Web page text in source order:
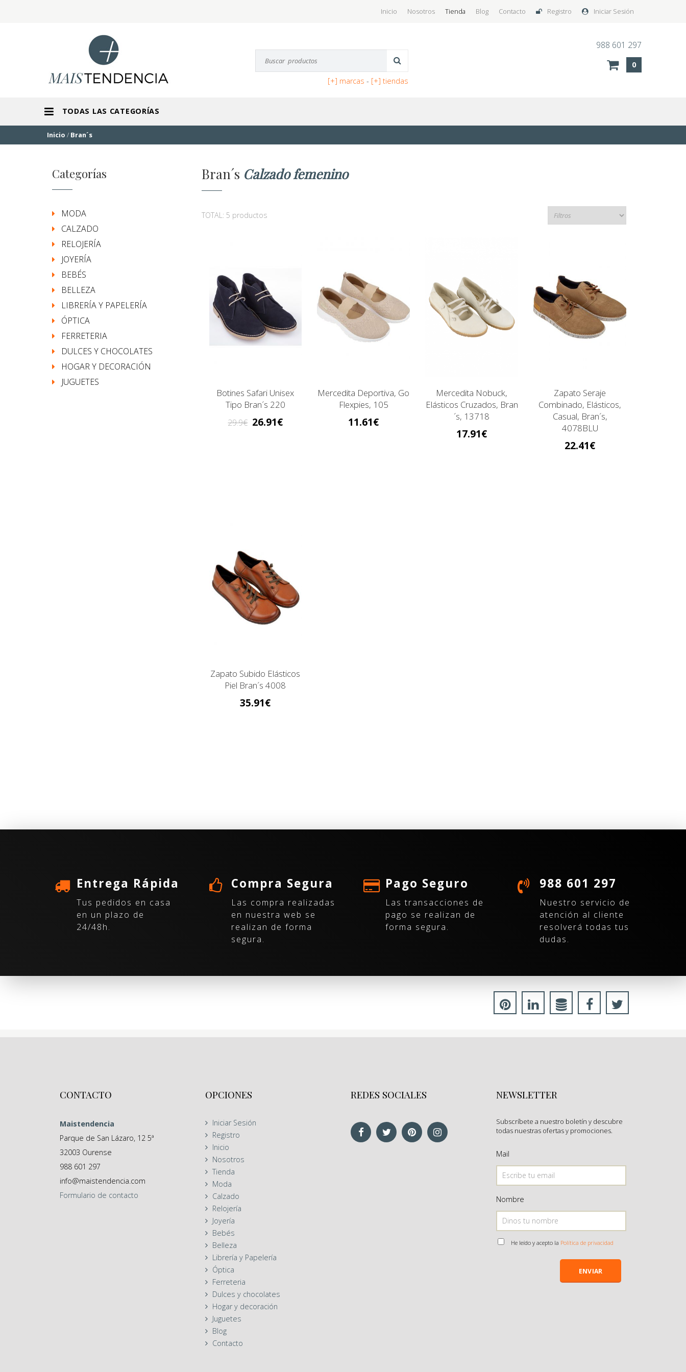
Iniciar Sesión
Registro
Inicio Nosotros Tienda Blog Contacto
988 601 297
0
[+] marcas - [+] tiendas
TODAS LAS CATEGORÍAS
Inicio / Bran´s
Bran´s Calzado femenino
TOTAL: 5 productos
Botines Safari Unisex
Tipo Bran´s 220
29.9 26.91
Mercedita Deportiva, Go
Flexpies, 105
11.61
Mercedita Nobuck,
Elásticos Cruzados, Bran
´s, 13718
17.91
Zapato Seraje
Combinado, Elásticos,
Casual, Bran´s,
4078BLU
22.41
Zapato Subido Elásticos
Piel Bran´s 4008
35.91
Categorías
MODA
CALZADO
RELOJERÍA
JOYERÍA
BEBÉS
BELLEZA
LIBRERÍA Y PAPELERÍA
ÓPTICA
FERRETERIA
DULCES Y CHOCOLATES
HOGAR Y DECORACIÓN
JUGUETES
Entrega Rápida
Tus pedidos en casa
en un plazo de
24/48h.
Compra Segura
Las compra realizadas
en nuestra web se
realizan de forma
segura.
Pago Seguro
Las transacciones de
pago se realizan de
forma segura.
988 601 297
Nuestro servicio de
atención al cliente
resolverá todas tus
dudas.
CONTACTO
Maistendencia
Parque de San Lázaro, 12 5ª
32003 Ourense
988 601 297
info@maistendencia.com
Formulario de contacto
OPCIONES
Iniciar Sesión
Registro
Inicio
Nosotros
Tienda
Moda
Calzado
Relojería
Joyería
Bebés
Belleza
Librería y Papelería
Óptica
Ferreteria
Dulces y chocolates
Hogar y decoración
Juguetes
Blog
Contacto
REDES SOCIALES NEWSLETTER
Subscríbete a nuestro boletín y descubre
todas nuestras ofertas y promociones.
Mail
Nombre
He leído y acepto la Política de privacidad
ENVIAR